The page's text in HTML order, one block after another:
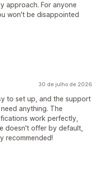
approach. For anyone
won't be disappointed
30 de julho de 2026
to set up, and the support
anything. The
work perfectly,
doesn't offer by default,
recommended!